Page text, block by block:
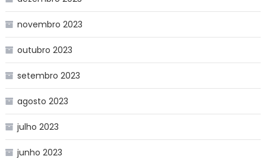
novembro 2023
outubro 2023
setembro 2023
agosto 2023
julho 2023
junho 2023